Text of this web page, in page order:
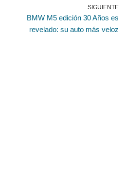
SIGUIENTE
BMW M5 edición 30 Años es
revelado: su auto más veloz